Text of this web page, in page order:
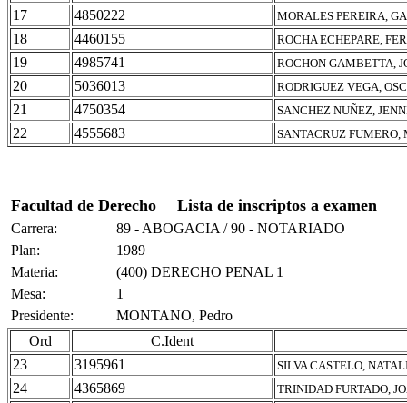
17 4850222 MORALES PEREIRA,
18 4460155 ROCHA ECHEPARE,
19 4985741 ROCHON GAMBETTA,
20 5036013 RODRIGUEZ VEGA,
21 4750354 SANCHEZ NUÑEZ,
22 4555683 SANTACRUZ
Facultad de Derecho Lista de inscriptos a examen
Carrera:
89 - ABOGACIA / 90 - NOTARIADO
Plan:
1989
Materia:
(400) DERECHO PENAL 1
Mesa:
1
Presidente:
MONTANO, Pedro
Ord
C.Ident
23
3195961 SILVA CASTELO,
24 4365869 TRINIDAD FURTADO,